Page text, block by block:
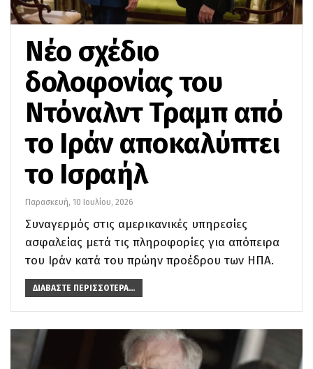
Νέο σχέδιο
δολοφονίας του
Ντόναλντ Τραμπ από
το Ιράν αποκαλύπτει
το Ισραήλ
Παρασκευή, 10 Ιουλίου, 2026
Συναγερμός στις αμερικανικές υπηρεσίες
ασφαλείας μετά τις πληροφορίες για απόπειρα
του Ιράν κατά του πρώην προέδρου των ΗΠΑ.
ΔΙΑΒΆΣΤΕ ΠΕΡΙΣΣΌΤΕΡΑ...